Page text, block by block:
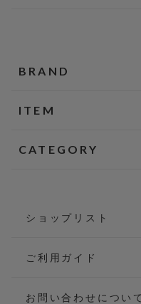
BRAND
ITEM
CATEGORY
ショップリスト
ご利用ガイド
お問い合わせについて